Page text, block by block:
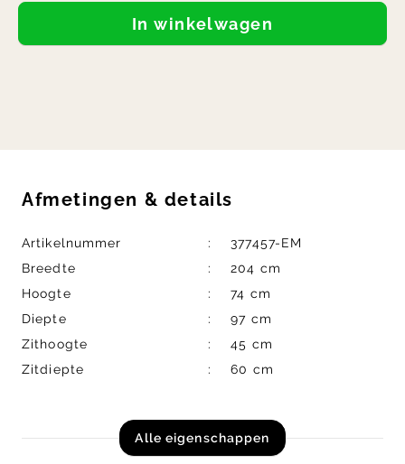
In winkelwagen
Afmetingen & details
Artikelnummer
377457-EM
Breedte
204 cm
Hoogte
74 cm
Diepte
97 cm
Zithoogte
45 cm
Zitdiepte
60 cm
Alle eigenschappen